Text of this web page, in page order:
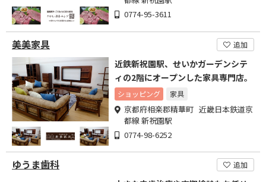
0774-95-3611
美美家具 追加
近鉄新祝園駅、せいかガーデンシテ
ィの2階にオープンした家具専門店。
ショッピング 家具
京都府相楽郡精華町 近畿日本鉄道京
都線 新祝園駅
0774-98-6252
ゆうま歯科 追加